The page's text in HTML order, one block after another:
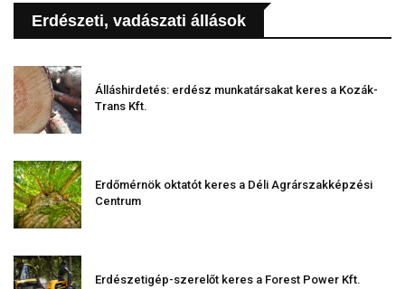
Erdészeti, vadászati állások
Álláshirdetés: erdész munkatársakat keres a Kozák-
Trans Kft.
Erdőmérnök oktatót keres a Déli Agrárszakképzési
Centrum
Erdészetigép-szerelőt keres a Forest Power Kft.